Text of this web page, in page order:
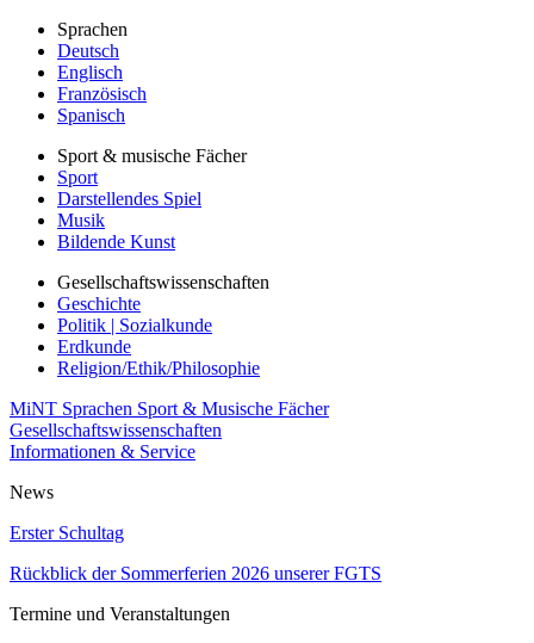
Sprachen
Deutsch
Englisch
Französisch
Spanisch
Sport & musische Fächer
Sport
Darstellendes Spiel
Musik
Bildende Kunst
Gesellschaftswissenschaften
Geschichte
Politik | Sozialkunde
Erdkunde
Religion/Ethik/Philosophie
MiNT Sprachen Sport & Musische Fächer
Gesellschaftswissenschaften
Informationen & Service
News
Erster Schultag
Rückblick der Sommerferien 2026 unserer FGTS
Termine und Veranstaltungen